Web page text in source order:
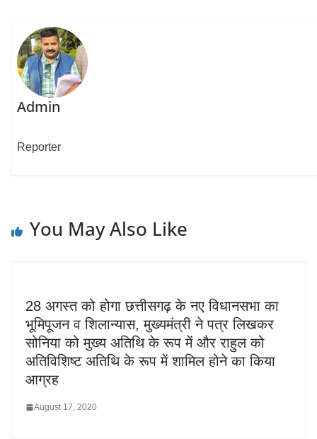
Admin
Reporter
You May Also Like
28 अगस्त को होगा छत्तीसगढ़ के नए विधानसभा का
भूमिपूजन व शिलान्यास, मुख्यमंत्री ने पत्र लिखकर
सोनिया को मुख्य अतिथि के रूप में और राहुल को
अतिविशिष्ट अतिथि के रूप में शामिल होने का किया
आग्रह
August 17, 2020